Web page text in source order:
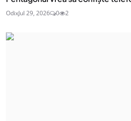
OdixJul 29, 2026 0 2